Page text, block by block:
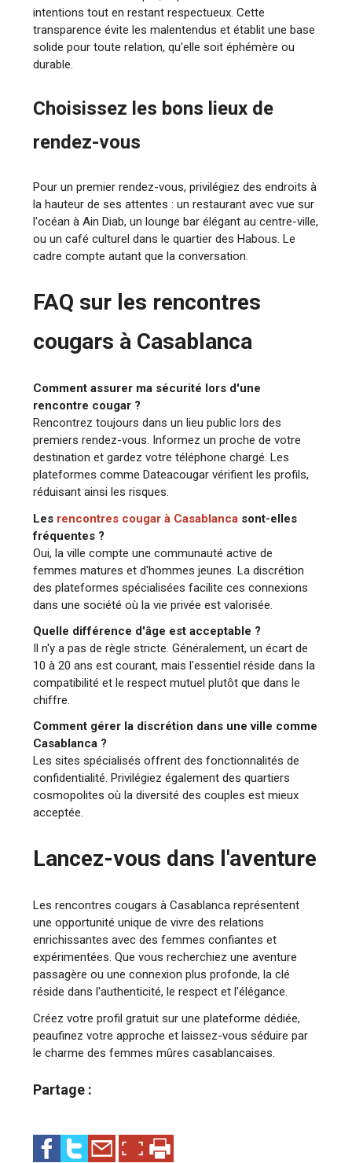
intentions tout en restant respectueux. Cette
transparence évite les malentendus et établit une base
solide pour toute relation, qu'elle soit éphémère ou
durable.
Choisissez les bons lieux de
rendez-vous
Pour un premier rendez-vous, privilégiez des endroits à
la hauteur de ses attentes : un restaurant avec vue sur
l'océan à Ain Diab, un lounge bar élégant au centre-ville,
ou un café culturel dans le quartier des Habous. Le
cadre compte autant que la conversation.
FAQ sur les rencontres
cougars à Casablanca
Comment assurer ma sécurité lors d'une
rencontre cougar ?
Rencontrez toujours dans un lieu public lors des
premiers rendez-vous. Informez un proche de votre
destination et gardez votre téléphone chargé. Les
plateformes comme Dateacougar vérifient les profils,
réduisant ainsi les risques.
Les rencontres cougar à Casablanca sont-elles
fréquentes ?
Oui, la ville compte une communauté active de
femmes matures et d'hommes jeunes. La discrétion
des plateformes spécialisées facilite ces connexions
dans une société où la vie privée est valorisée.
Quelle différence d'âge est acceptable ?
Il n'y a pas de règle stricte. Généralement, un écart de
10 à 20 ans est courant, mais l'essentiel réside dans la
compatibilité et le respect mutuel plutôt que dans le
chiffre.
Comment gérer la discrétion dans une ville comme
Casablanca ?
Les sites spécialisés offrent des fonctionnalités de
confidentialité. Privilégiez également des quartiers
cosmopolites où la diversité des couples est mieux
acceptée.
Lancez-vous dans l'aventure
Les rencontres cougars à Casablanca représentent
une opportunité unique de vivre des relations
enrichissantes avec des femmes confiantes et
expérimentées. Que vous recherchiez une aventure
passagère ou une connexion plus profonde, la clé
réside dans l'authenticité, le respect et l'élégance.
Créez votre profil gratuit sur une plateforme dédiée,
peaufinez votre approche et laissez-vous séduire par
le charme des femmes mûres casablancaises.
Partage :